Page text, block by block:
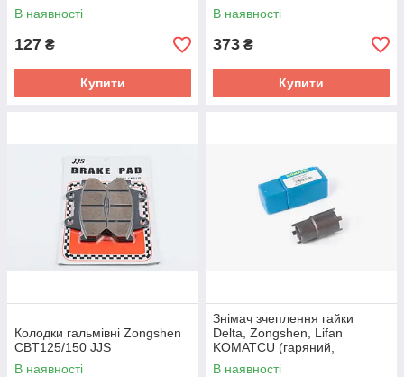
В наявності
127 ₴
Купити
В наявності
373 ₴
Купити
Колодки гальмівні Zongshen
CBT125/150 JJS
В наявності
Знімач зчеплення гайки
Delta, Zongshen, Lifan
KOMATCU (гаряний,
двосторонній)
В наявності